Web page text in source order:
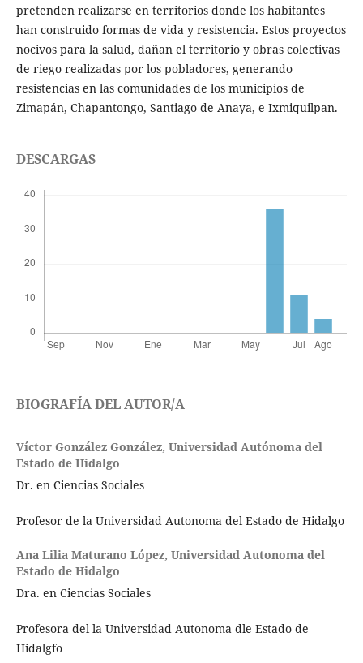
pretenden realizarse en territorios donde los habitantes
han construido formas de vida y resistencia. Estos proyectos
nocivos para la salud, dañan el territorio y obras colectivas
de riego realizadas por los pobladores, generando
resistencias en las comunidades de los municipios de
Zimapán, Chapantongo, Santiago de Anaya, e Ixmiquilpan.
DESCARGAS
BIOGRAFÍA DEL AUTOR/A
Víctor González González, Universidad Autónoma del
Estado de Hidalgo
Dr. en Ciencias Sociales
Profesor de la Universidad Autonoma del Estado de Hidalgo
Ana Lilia Maturano López, Universidad Autonoma del
Estado de Hidalgo
Dra. en Ciencias Sociales
Profesora del la Universidad Autonoma dle Estado de
Hidalgfo